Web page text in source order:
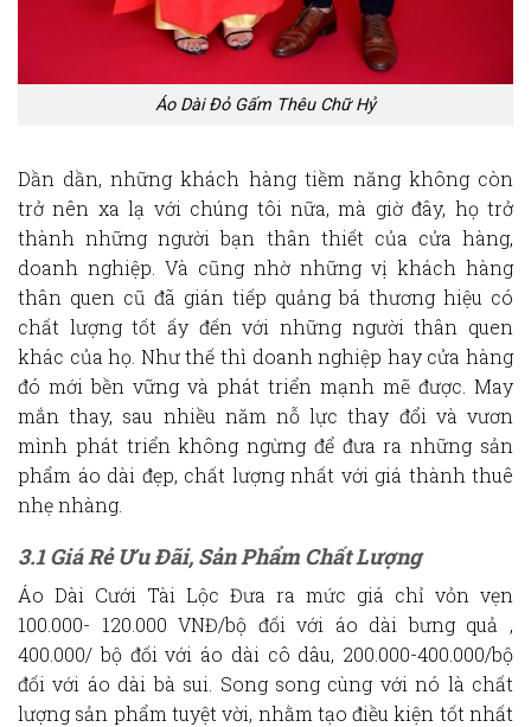
Áo Dài Đỏ Gấm Thêu Chữ Hỷ
Dần dần, những khách hàng tiềm năng không còn
trở nên xa lạ với chúng tôi nữa, mà giờ đây, họ trở
thành những người bạn thân thiết của cửa hàng,
doanh nghiệp. Và cũng nhờ những vị khách hàng
thân quen cũ đã gián tiếp quảng bá thương hiệu có
chất lượng tốt ấy đến với những người thân quen
khác của họ. Như thế thì doanh nghiệp hay cửa hàng
đó mới bền vững và phát triển mạnh mẽ được. May
mắn thay, sau nhiều năm nỗ lực thay đổi và vươn
mình phát triển không ngừng để đưa ra những sản
phẩm áo dài đẹp, chất lượng nhất với giá thành thuê
nhẹ nhàng.
3.1 Giá Rẻ Ưu Đãi, Sản Phẩm Chất Lượng
Áo Dài Cưới Tài Lộc Đưa ra mức giá chỉ vỏn vẹn
100.000- 120.000 VNĐ/bộ đối với áo dài bưng quả ,
400.000/ bộ đối với áo dài cô dâu, 200.000-400.000/bộ
đối với áo dài bà sui. Song song cùng với nó là chất
lượng sản phẩm tuyệt vời, nhằm tạo điều kiện tốt nhất